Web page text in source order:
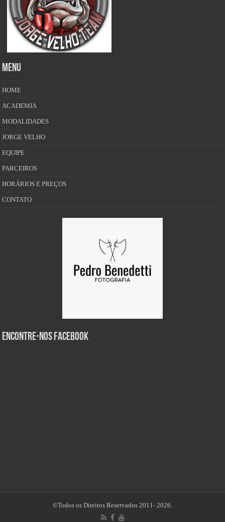
MENU
HOME
ACADEMIA
MODALIDADES
JORGE VELHO
EQUIPE
PARCEIROS
HORÁRIOS E PREÇOS
CONTATO
Encontre-nos Facebook
©Todos os Direitos Reservados 2011- 2026.